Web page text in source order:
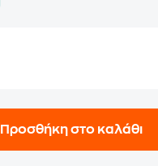
Προσθήκη στο καλάθι